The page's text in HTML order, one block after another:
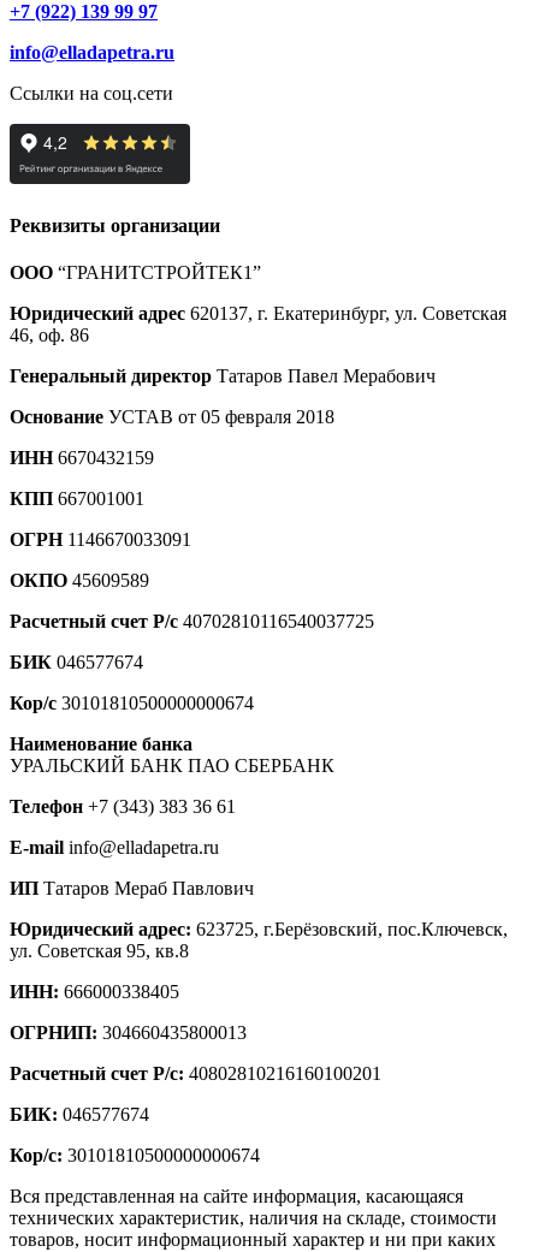
+7 (922) 139 99 97
info@elladapetra.ru
Ссылки на соц.сети
Реквизиты организации
ООО “ГРАНИТСТРОЙТЕК1”
Юридический адрес 620137, г. Екатеринбург, ул. Советская
46, оф. 86
Генеральный директор Татаров Павел Мерабович
Основание УСТАВ от 05 февраля 2018
ИНН6670432159
КПП 667001001
ОГРН 1146670033091
ОКПО 45609589
Расчетный счет Р/с 40702810116540037725
БИК 046577674
Кор/с 30101810500000000674
Наименование банка
УРАЛЬСКИЙ БАНК ПАО СБЕРБАНК
Телефон +7 (343) 383 36 61
E-mail info@elladapetra.ru
ИП Татаров Мераб Павлович
Юридический адрес: 623725, г.Берёзовский, пос.Ключевск,
ул. Советская 95, кв.8
ИНН: 666000338405
ОГРНИП: 304660435800013
Расчетный счет Р/с: 40802810216160100201
БИК: 046577674
Кор/с: 30101810500000000674
Вся представленная на сайте информация, касающаяся
технических характеристик, наличия на складе, стоимости
товаров, носит информационный характер и ни при каких